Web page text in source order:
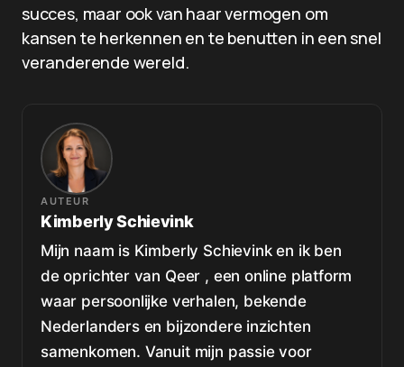
succes, maar ook van haar vermogen om
kansen te herkennen en te benutten in een snel
veranderende wereld.
AUTEUR
Kimberly Schievink
Mijn naam is Kimberly Schievink en ik ben
de oprichter van Qeer , een online platform
waar persoonlijke verhalen, bekende
Nederlanders en bijzondere inzichten
samenkomen. Vanuit mijn passie voor